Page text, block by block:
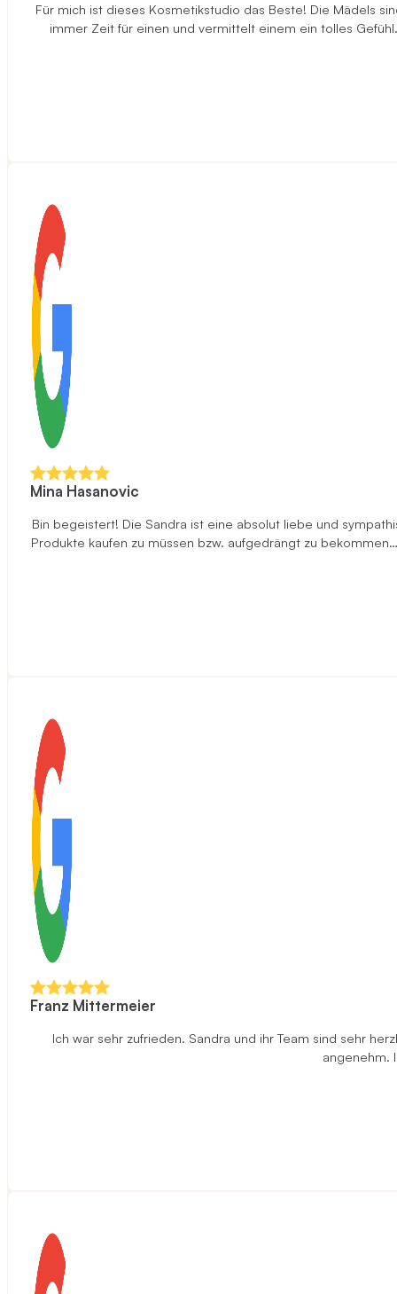
Für mich ist dieses Kosmetikstudio das Beste! Die Mädels
immer Zeit für einen und vermittelt einem ein tolles
Mina Hasanovic
Bin begeistert! Die Sandra ist eine absolut liebe und
Produkte kaufen zu müssen bzw. aufgedrängt zu
Franz Mittermeier
Ich war sehr zufrieden. Sandra und ihr Team sind sehr
angenehm.